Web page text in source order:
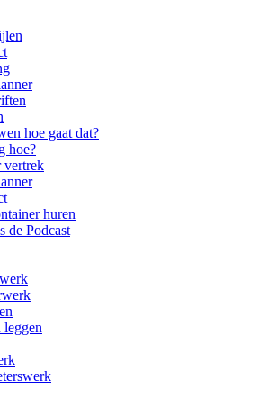
hoe gaat dat?
hoe?
vertrek
huren
de Podcast